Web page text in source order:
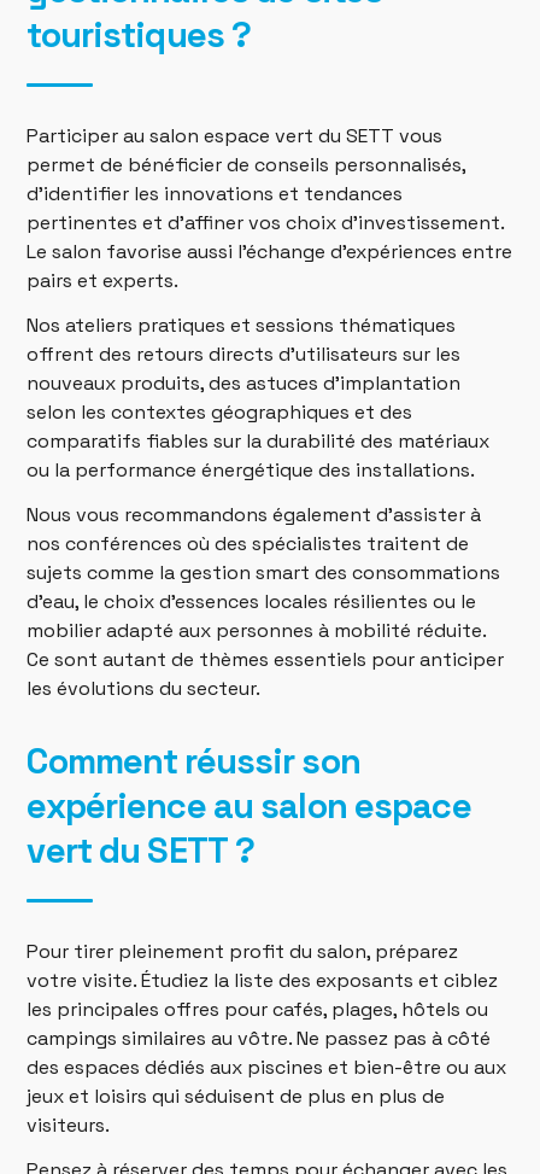
touristiques ?
Participer au salon espace vert du SETT vous
permet de bénéficier de conseils personnalisés,
d’identifier les innovations et tendances
pertinentes et d’affiner vos choix d’investissement.
Le salon favorise aussi l’échange d’expériences entre
pairs et experts.
Nos ateliers pratiques et sessions thématiques
offrent des retours directs d’utilisateurs sur les
nouveaux produits, des astuces d’implantation
selon les contextes géographiques et des
comparatifs fiables sur la durabilité des matériaux
ou la performance énergétique des installations.
Nous vous recommandons également d’assister à
nos conférences où des spécialistes traitent de
sujets comme la gestion smart des consommations
d’eau, le choix d’essences locales résilientes ou le
mobilier adapté aux personnes à mobilité réduite.
Ce sont autant de thèmes essentiels pour anticiper
les évolutions du secteur.
Comment réussir son
expérience au salon espace
vert du SETT ?
Pour tirer pleinement profit du salon, préparez
votre visite. Étudiez la liste des exposants et ciblez
les principales offres pour cafés, plages, hôtels ou
campings similaires au vôtre. Ne passez pas à côté
des espaces dédiés aux piscines et bien-être ou aux
jeux et loisirs qui séduisent de plus en plus de
visiteurs.